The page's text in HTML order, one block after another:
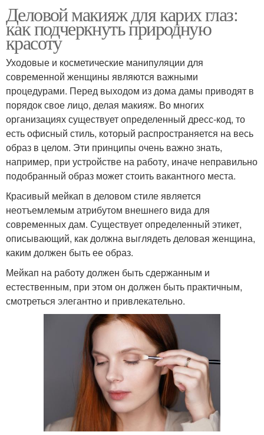
Деловой макияж для карих глаз:
как подчеркнуть природную
красоту
Уходовые и косметические манипуляции для
современной женщины являются важными
процедурами. Перед выходом из дома дамы приводят в
порядок свое лицо, делая макияж. Во многих
организациях существует определенный дресс-код, то
есть офисный стиль, который распространяется на весь
образ в целом. Эти принципы очень важно знать,
например, при устройстве на работу, иначе неправильно
подобранный образ может стоить вакантного места.
Красивый мейкап в деловом стиле является
неотъемлемым атрибутом внешнего вида для
современных дам. Существует определенный этикет,
описывающий, как должна выглядеть деловая женщина,
каким должен быть ее образ.
Мейкап на работу должен быть сдержанным и
естественным, при этом он должен быть практичным,
смотреться элегантно и привлекательно.